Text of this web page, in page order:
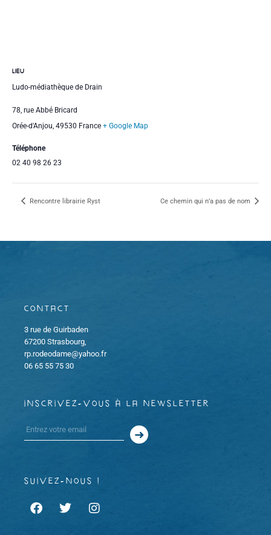
LIEU
Ludo-médiathèque de Drain
78, rue Abbé Bricard
Orée-d'Anjou, 49530 France + Google Map
Téléphone
02 40 98 26 23
Rencontre librairie Ryst Ce chemin qui n’a pas de nom
Contact
3 rue de Guirbaden
67200 Strasbourg,
rp.rodeodame@yahoo.fr
06 65 55 75 30
inscrivez-vous à la newsletter
suivez-nous !